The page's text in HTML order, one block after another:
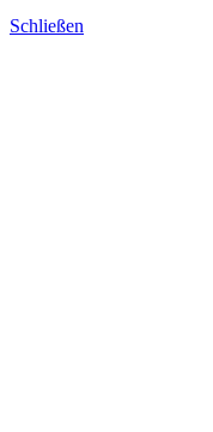
Schließen